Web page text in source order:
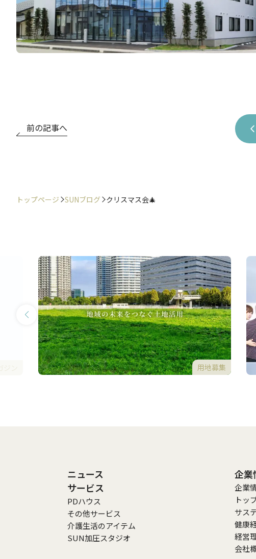
前の記事へ
トップページ SUNブログ クリスマス会🎄
用地募集
ニュース
サービス
PDハウス
その他サービス
介護生活のアイテム
SUN加圧スタジオ
企業
企業
トッ
サス
健康
経営
会社